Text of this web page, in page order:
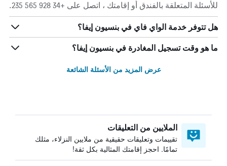
للأسئلة المتعلقة بالفندق أو إقامتك ، اتصل على +34 928 565 235.
هل تتوفر خدمة الواي فاي في بنسيون إيفا؟
ما هو وقت تسجيل المغادرة في بنسيون إيفا؟
عرض المزيد من الأسئلة الشائعة
الملايين من التعليقات
تقييمات وتعليقات حقيقية من ملايين النزلاء، مثلك
تمامًا. احجز إقامتك المثالية بكل ثقة!